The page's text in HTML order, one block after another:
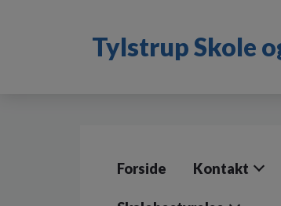
Tylstrup Skole
Forside Kontakt